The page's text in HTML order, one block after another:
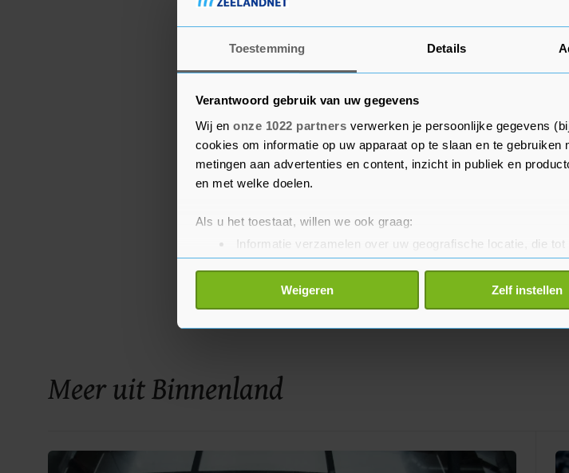
Toestemming Details
Verantwoord gebruik van uw gegevens
Wij en onze 1022 partners verwerken je persoonlijke gegevens
cookies om informatie op uw apparaat op te slaan en te
metingen aan advertenties en content, inzicht in publiek en
en met welke doelen.
Als u het toestaat, willen we ook graag:
Informatie verzamelen over uw geografische locatie, die
Uw apparaat identificeren door het actief te scannen op
Lees meer over hoe uw persoonlijke gegevens worden verwerkt
toestemming op elk moment wijzigen of intrekken in de
Weigeren Zelf instellen
Meer uit Binnenland